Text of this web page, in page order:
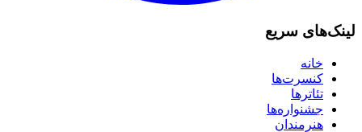
لینک‌های سریع
خانه
کنسرت‌ها
تئاترها
جشنواره‌ها
هنرمندان